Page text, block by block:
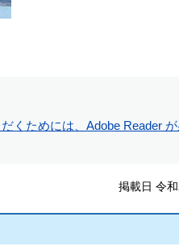
くためには、Adobe Reader
掲載日 令